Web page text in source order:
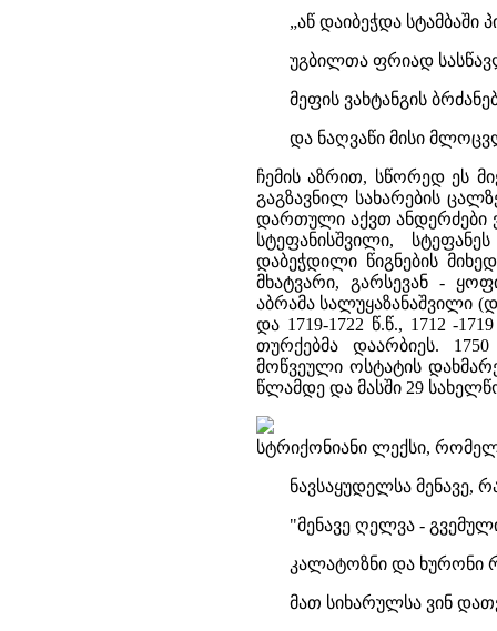
„აწ დაიბეჭდა სტამბაში
უგბილთა ფრიად
მეფის ვახტანგის
და ნაღვაწი მისი
ჩემის აზრით, სწორედ ეს
გაგზავნილ სახარების
დართული აქვთ ანდერძები
სტეფანისშვილი,
დაბეჭდილი წიგნების
მხატვარი, გარსევან -
აბრამა სალუყაზანაშვილი
და 1719-1722 წ.წ., 1712 -
თურქებმა დაარბიეს.
მოწვეული ოსტატის
წლამდე და მასში 29
სტრიქონიანი ლექსი,
ნავსაყუდელსა მენავე,
"მენავე ღელვა -
კალატოზნი და ხურონი
მათ სიხარულსა ვინ